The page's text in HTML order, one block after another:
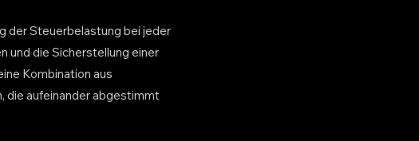
der Steuerbelastung bei jeder
und die Sicherstellung einer
Kombination aus
die aufeinander abgestimmt